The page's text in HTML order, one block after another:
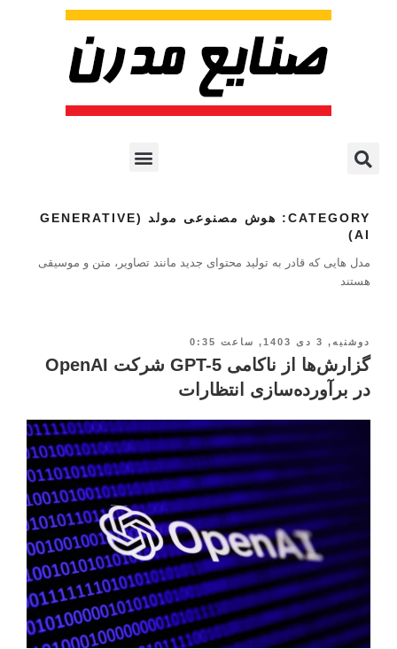
CATEGORY:
هوش مصنوعی مولد (GENERATIVE
AI)
مدل هایی که قادر به تولید محتوای جدید مانند تصاویر، متن و موسیقی
هستند
دوشنبه, 3 دی 1403, ساعت 0:35
گزارش‌ها از ناکامی GPT-5 شرکت OpenAI
در برآورده‌سازی انتظارات